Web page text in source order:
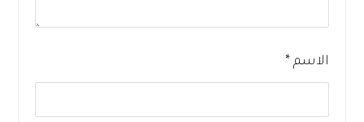
الاسم *